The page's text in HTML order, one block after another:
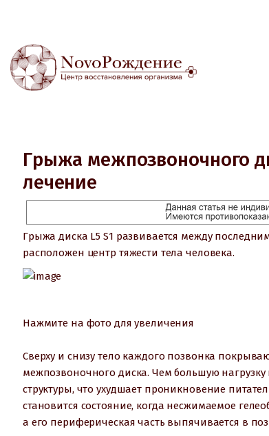
Грыжа межпозвоночного
лечение
Грыжа диска L5 S1 развивается между
расположен центр тяжести тела человека.
Нажмите на фото для увеличения
Сверху и снизу тело каждого позвонка
межпозвоночного диска. Чем большую
структуры, что ухудшает проникновение
становится состояние, когда несжимаемое
а его периферическая часть выпячивается в